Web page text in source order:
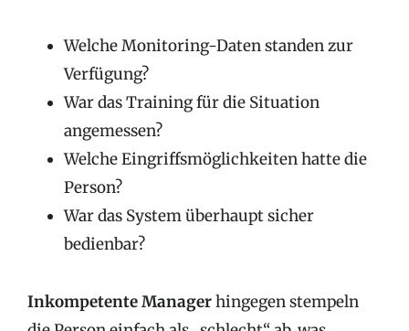
Welche Monitoring-Daten standen zur
Verfügung?
War das Training für die Situation
angemessen?
Welche Eingriffsmöglichkeiten hatte die
Person?
War das System überhaupt sicher
bedienbar?
Inkompetente Managerhingegen stempeln